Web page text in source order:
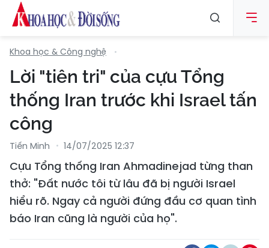
Khoa học & Công nghệ
Lời "tiên tri" của cựu Tổng
thống Iran trước khi Israel tấn
công
Tiến Minh 14/07/2025 12:37
Cựu Tổng thống Iran Ahmadinejad từng than
thở: "Đất nước tôi từ lâu đã bị người Israel
hiểu rõ. Ngay cả người đứng đầu cơ quan tình
báo Iran cũng là người của họ".